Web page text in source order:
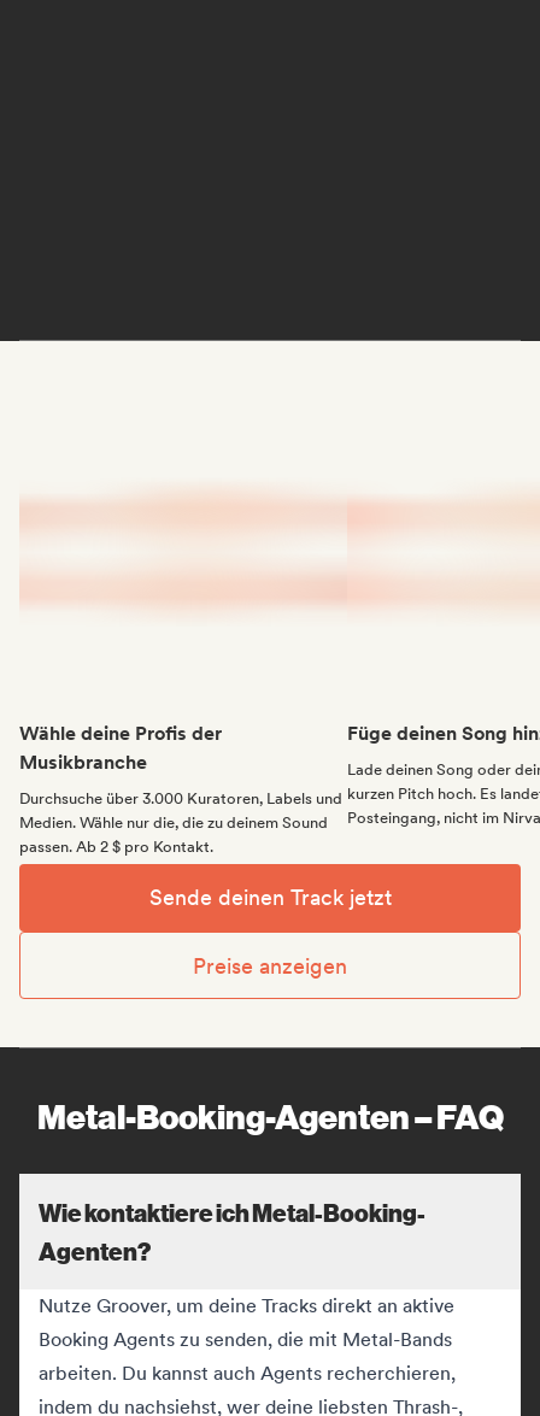
Wähle deine Profis der
Musikbranche
Durchsuche über 3.000 Kuratoren, Labels und
Medien. Wähle nur die, die zu deinem Sound
passen. Ab 2 $ pro Kontakt.
Füge deinen Song
Lade deinen Song oder
kurzen Pitch hoch. Es
Posteingang, nicht im
Sende deinen Track jetzt
Preise anzeigen
Metal-Booking-Agenten – FAQ
Wie kontaktiere ich Metal-Booking-
Agenten?
Nutze Groover, um deine Tracks direkt an aktive
Booking Agents zu senden, die mit Metal-Bands
arbeiten. Du kannst auch Agents recherchieren,
indem du nachsiehst, wer deine liebsten Thrash-,